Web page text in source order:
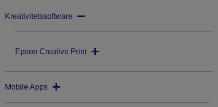
Kreativitetssoftware
Epson Creative Print
Mobile Apps